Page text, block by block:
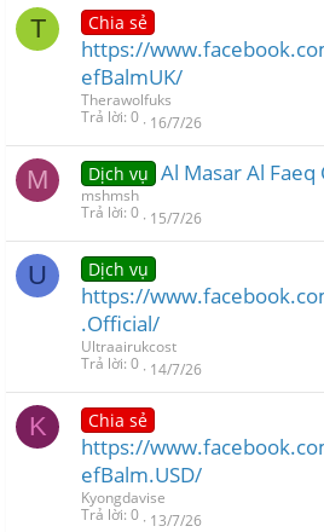
T Chia sẻ
https://
efBalmUK/
Therawolfuks
Trả lời 0 16/7/26
M Dịch vụ Al Masar Al
mshmsh
Trả lời 0 15/7/26
U Dịch vụ
https://
.Official/
Ultraairukcost
Trả lời 0 14/7/26
K Chia sẻ
https://
efBalm.USD/
Kyongdavise
Trả lời 0 13/7/26